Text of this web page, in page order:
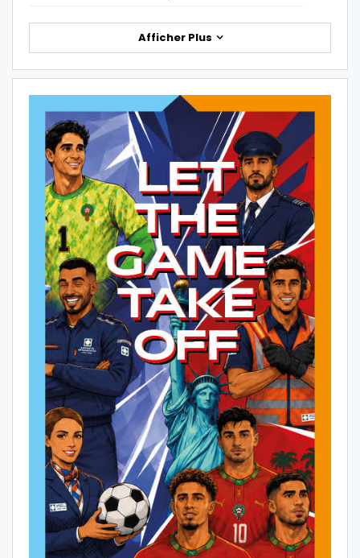
Afficher Plus